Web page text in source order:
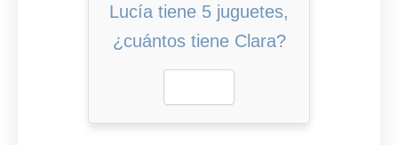
Lucía tiene 5 juguetes,
¿cuántos tiene Clara?